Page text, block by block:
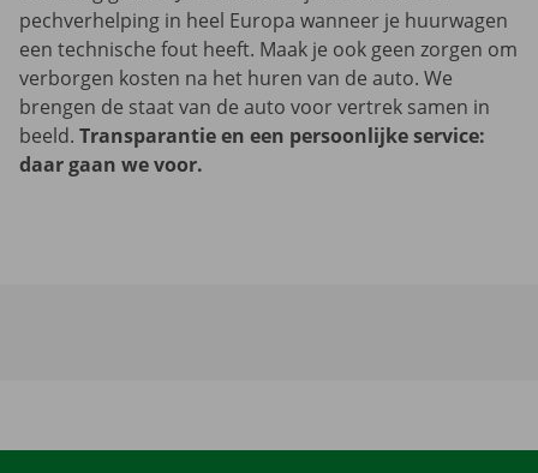
pechverhelping in heel Europa wanneer je huurwagen
een technische fout heeft. Maak je ook geen zorgen om
verborgen kosten na het huren van de auto. We
brengen de staat van de auto voor vertrek samen in
beeld. Transparantie en een persoonlijke service:
daar gaan we voor.